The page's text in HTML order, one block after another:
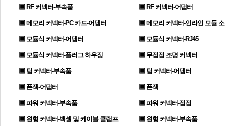
▣ RF 커넥터-부속품 ▣ RF 커넥터-어댑터
▣ 메모리 커넥터-PC 카드-어댑터 ▣ 메모리 커넥터-인라인 모듈
▣ 모듈식 커넥터-어댑터 ▣ 모듈식 커넥터-RJ45
▣ 모듈식 커넥터-플러그 하우징 ▣ 무접점 조명 커넥터
▣ 팁 커넥터-부속품 ▣ 팁 커넥터-어댑터
▣ 폰잭-어댑터 ▣ 폰잭
▣ 파워 커넥터-부속품 ▣ 파워 커넥터-접점
▣ 원형 커넥터-백셸 및 케이블 클램프 ▣ 원형 커넥터-부속품